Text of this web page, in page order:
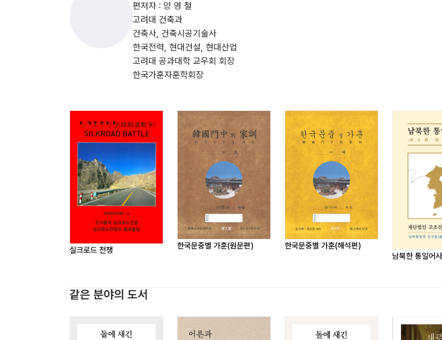
제2편 비단길전쟁과 중국통일
제7장 비단길전쟁(BE242년-BE210년)과 원정군
제8장 1차비단길전쟁(一次緋緞道戰爭, BE242년)
제9장 2차비단길전쟁(二次緋緞道戰爭, BE236년)
제10장 한나라(BC230년)와 조나라(BC228년)의 멸망
제13장 4차비단길전쟁(四次緋緞道戰爭, BE224년)
제14장 초나라(BC223년)의 멸망
제15장 5차비단길전쟁(五次緋緞道戰爭, BE222년)
제16장 제나라(BC221년)의 멸망과 진시황의 중국통일
제17장 6차비단길전쟁(六次緋緞道戰爭, BE216년)
제18장 7차비단길전쟁(七次緋緞道戰爭, BE214년)
제19장 8차비단길전쟁(八次緋緞道戰爭, BE211년)
제20장 진시황(秦始皇)과 만세(萬世)의 중화(中華)
제3편 진제국(秦帝國)과 중화중국제국(中華中國帝國)
제21장 진시황의 비단길전쟁과 중국의 황금전략
편저자 : 양 영 철
고려대 건축과
건축사, 건축시공기술사
한국전력, 현대건설, 현대산업
고려대 공과대학 교우회 회장
한국가훈자훈학회장
실크로드 전쟁 한국문중별 가훈(원문편)
한국문중별 가훈(해석편)
남북한 통일어
같은 분야의 도서